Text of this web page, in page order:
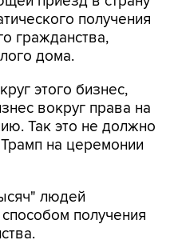
получения
гражданства,
дома.
этого бизнес,
вокруг права на
Так это не должно
на церемонии
людей
получения